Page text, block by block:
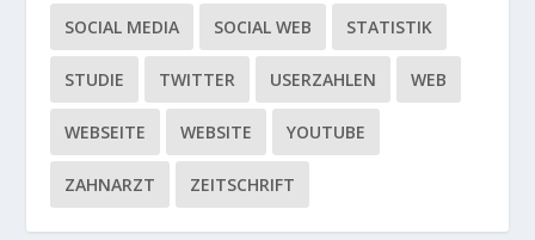
SOCIAL MEDIA SOCIAL WEB STATISTIK
STUDIE TWITTER USERZAHLEN WEB
WEBSEITE WEBSITE YOUTUBE
ZAHNARZT ZEITSCHRIFT